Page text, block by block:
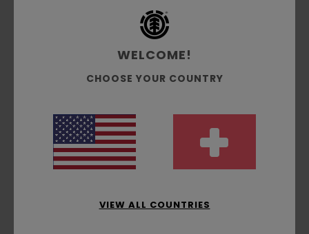
Kundenbewertungen
Durchschnittliche Bewertung
5.0/5
WELCOME!
CHOOSE YOUR COUNTRY
VIEW ALL COUNTRIES